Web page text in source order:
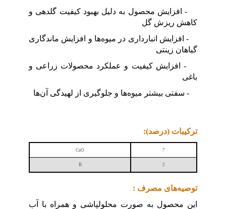
- افزایش محصول به دلیل بهبود کیفیت گلدهی و
کاهش ریزش گل
- افزایش انبارداری در میوه‌ها و افزایش ماندگاری
گیاهان زینتی
- افزایش کیفیت و عملکرد محصولات زراعی و
باغی
- سفتی بیشتر میوه‌ها و جلوگیری از لهیدگی آن‌ها
ترکیبات (درصد):
7
CaO
2
B
توصیه‌های مصرف :
این محصول به صورت محلولپاشی و همراه با آب